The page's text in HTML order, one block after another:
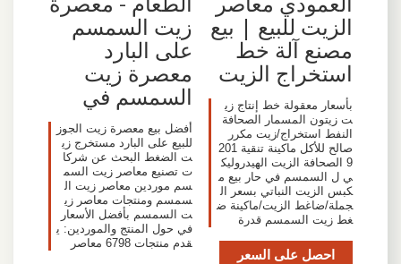
الزيت للبيع | بيع
مصنع آلة خط
استخراج الزيت
بأسعار معقولة خط إنتاج زي
ت زيتون المسمار الصحافة
النفط استخراج/زيت مكرر
صالح للأكل ماكينة تنقية 201
9 الصحافة الزيت الهيدروليك
ي ل السمسم في حار بيع م
كبس الزيت النباتي بسعر ال
جملة/ضاغط الزيت/ماكينة ض
غط زيت السمسم قدرة
احصل على السعر
زيت السمسم
على البارد
معصرة زيت
السمسم في
أفضل بيع معصرة زيت الجوز
للبيع على البارد مستخرج زي
ت الضغط البحث عن شركا
ت تصنيع معاصر زيت السم
سم موردين معاصر زيت ال
سمسم ومنتجات معاصر زي
ت السمسم بأفضل الأسعار
في حول المنتج والموردين: ي
قدم منتجات 6798 معاصر